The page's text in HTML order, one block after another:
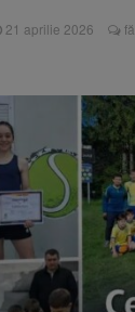
procesul
21 aprilie 2026